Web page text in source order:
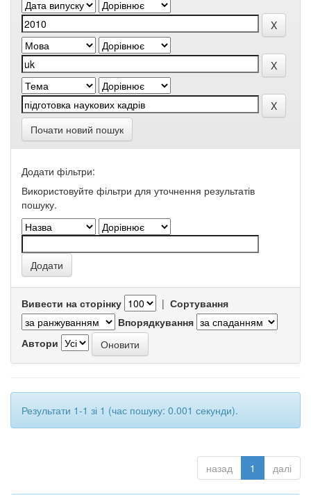
Почати новий пошук
Додати фільтри:
Використовуйте фільтри для уточнення результатів
пошуку.
Вивести на сторінку | Сортування
Впорядкування
Автори
Результати 1-1 зі 1 (час пошуку: 0.001 секунди).
назад 1 далі